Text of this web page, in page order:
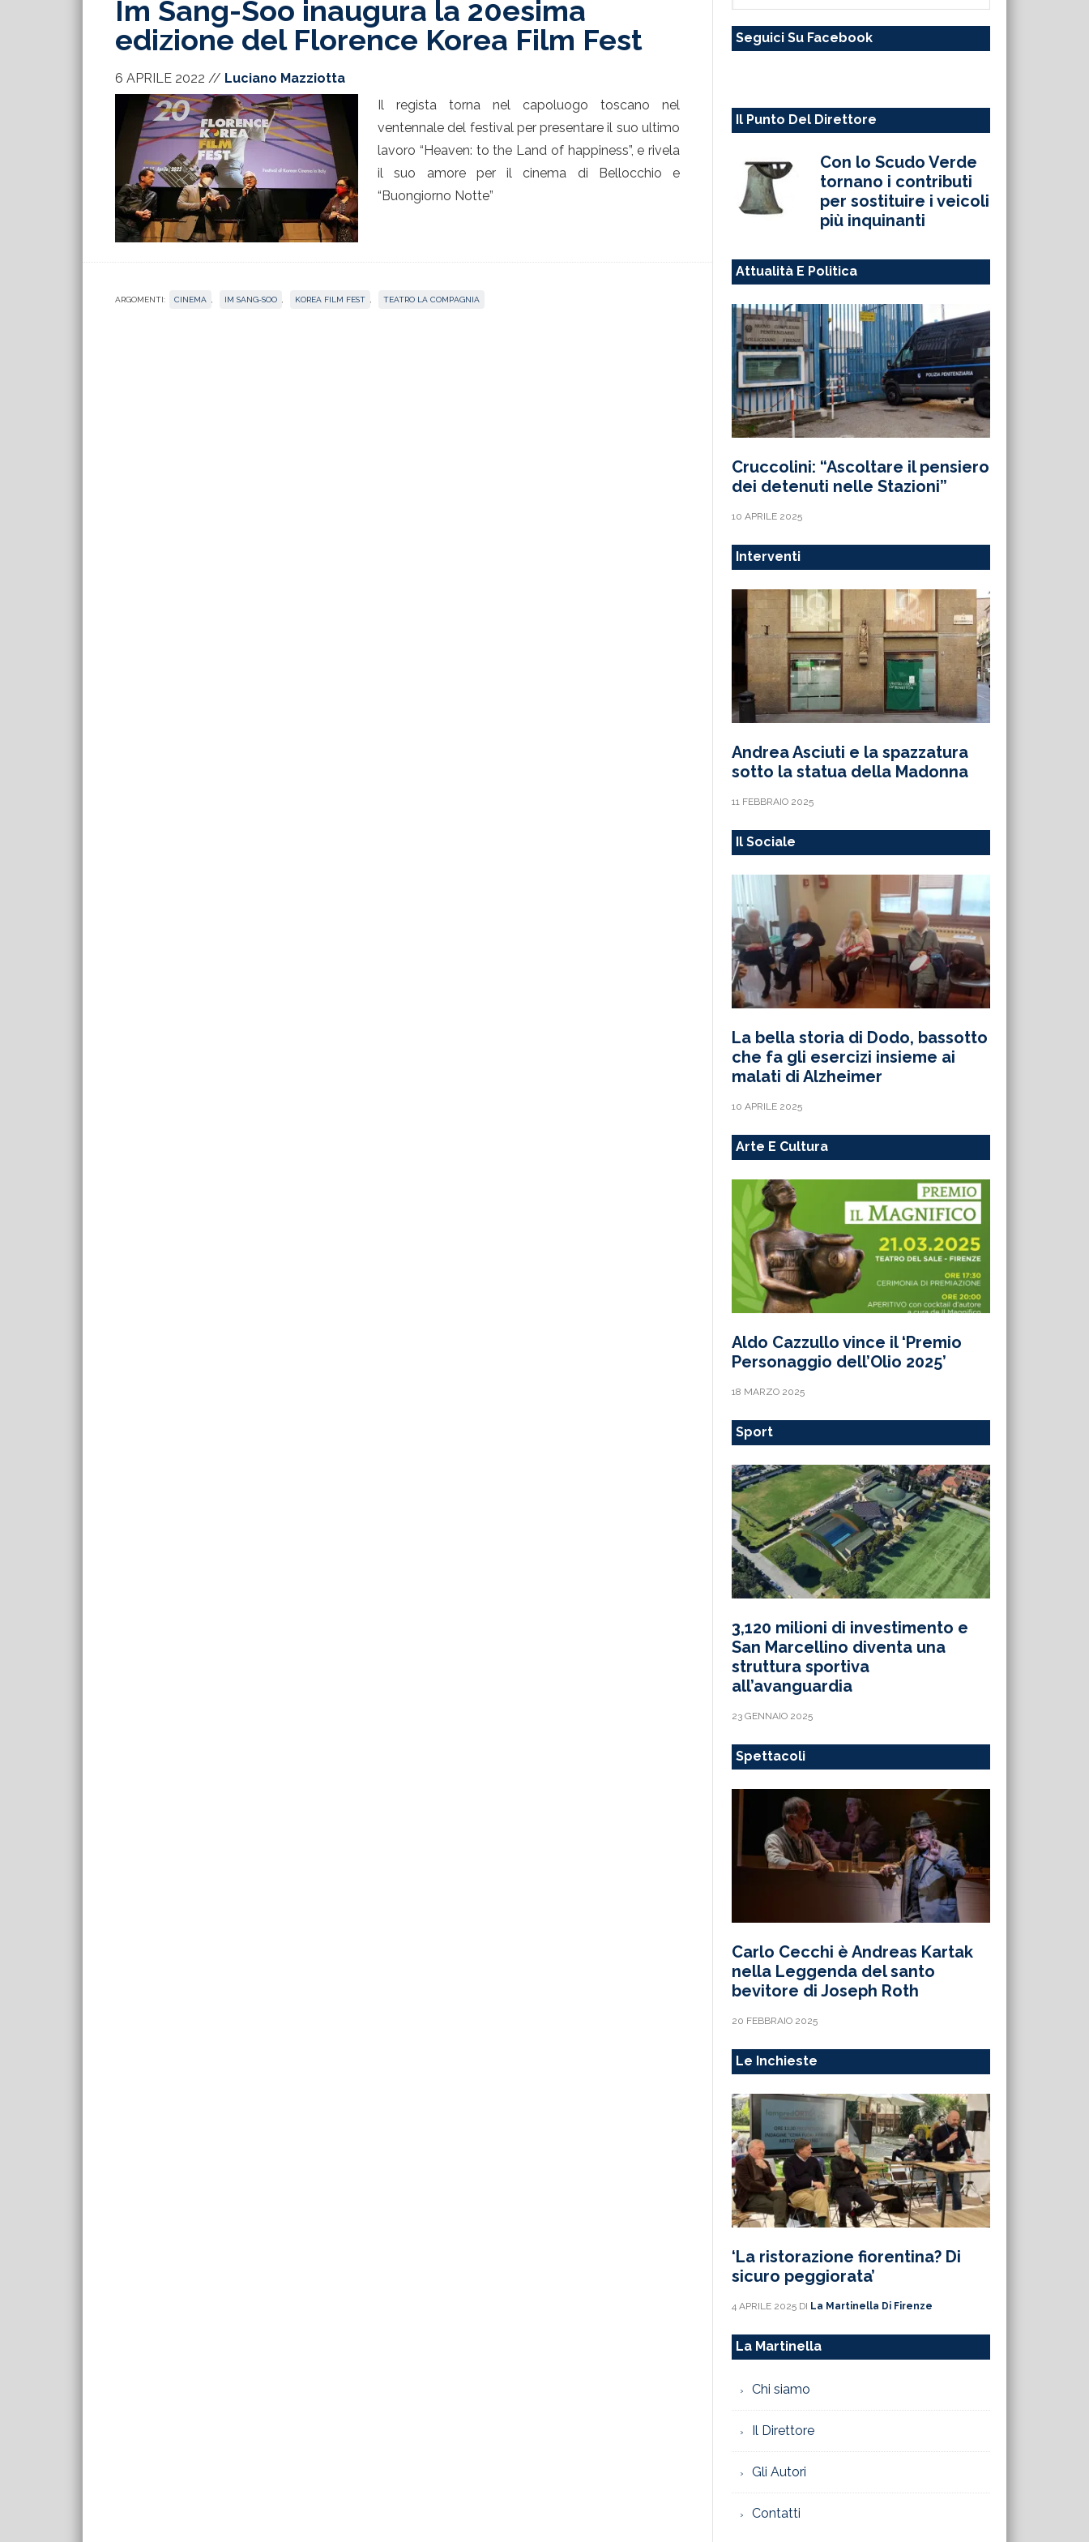
Im Sang-Soo inaugura la 20esima
edizione del Florence Korea Film Fest
6 APRILE 2022 // Luciano Mazziotta
Il regista torna nel capoluogo toscano nel
ventennale del festival per presentare il suo ultimo
lavoro “Heaven: to the Land of happiness”, e rivela
il suo amore per il cinema di Bellocchio e
“Buongiorno Notte”
ARGOMENTI: CINEMA IM SANG-SOO KOREA FILM FEST TEATRO LA COMPAGNIA
sito
Seguici Su Facebook
Il Punto Del Direttore
Con lo Scudo Verde
tornano i contributi
per sostituire i veicoli
più inquinanti
Attualità E Politica
Cruccolini: “Ascoltare il pensiero
dei detenuti nelle Stazioni”
10 APRILE 2025
Interventi
Andrea Asciuti e la spazzatura
sotto la statua della Madonna
11 FEBBRAIO 2025
Il Sociale
La bella storia di Dodo, bassotto
che fa gli esercizi insieme ai
malati di Alzheimer
10 APRILE 2025
Arte E Cultura
Aldo Cazzullo vince il ‘Premio
Personaggio dell’Olio 2025’
18 MARZO 2025
Sport
3,120 milioni di investimento e
San Marcellino diventa una
struttura sportiva
all’avanguardia
23 GENNAIO 2025
Spettacoli
Carlo Cecchi è Andreas Kartak
nella Leggenda del santo
bevitore di Joseph Roth
20 FEBBRAIO 2025
Le Inchieste
‘La ristorazione fiorentina? Di
sicuro peggiorata’
4 APRILE 2025 DI La Martinella Di Firenze
La Martinella
Chi siamo
Il Direttore
Gli Autori
Contatti